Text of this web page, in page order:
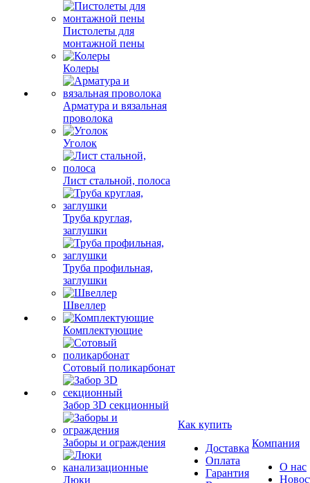
Пистолеты для
монтажной пены
Колеры
Арматура и вязальная
проволока
Уголок
Лист стальной, полоса
Труба круглая,
заглушки
Труба профильная,
заглушки
Швеллер
Комплектующие
Сотовый поликарбонат
Забор 3D секционный
Заборы и ограждения
Люки
Как купить
Доставка
Оплата
Гарантия
Компания
О нас